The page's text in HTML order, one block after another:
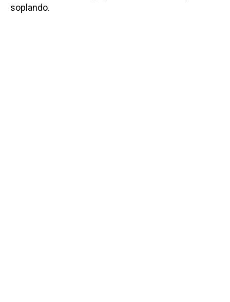
soplando.